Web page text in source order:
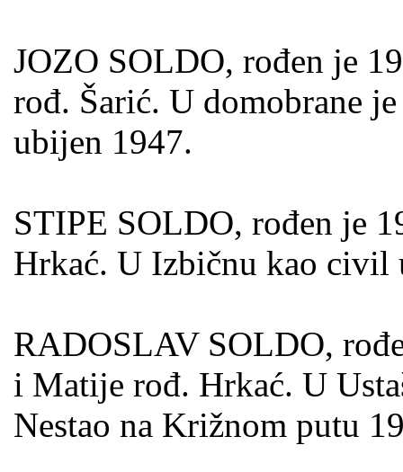
JOZO SOLDO, rođen je
rođ. Šarić. U domobrane
ubijen 1947.
STIPE SOLDO, rođen je
Hrkać. U Izbičnu kao civil
RADOSLAV SOLDO,
i Matije rođ. Hrkać. U
Nestao na Križnom putu